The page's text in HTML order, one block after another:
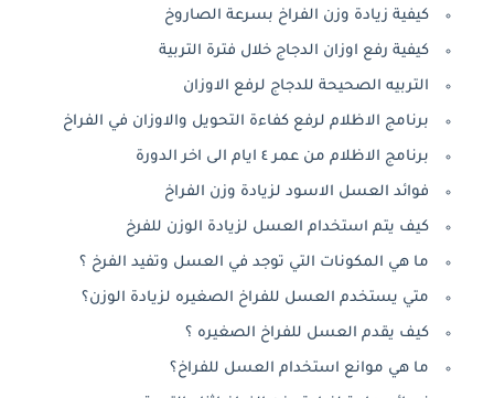
كيفية زيادة وزن الفراخ بسرعة الصاروخ
كيفية رفع اوزان الدجاج خلال فترة التربية
التربيه الصحيحة للدجاج لرفع الاوزان
برنامج الاظلام لرفع كفاءة التحويل والاوزان في الفراخ
برنامج الاظلام من عمر ٤ ايام الى اخر الدورة
فوائد العسل الاسود لزيادة وزن الفراخ
كيف يتم استخدام العسل لزيادة الوزن للفرخ
ما هي المكونات التي توجد في العسل وتفيد الفرخ ؟
متي يستخدم العسل للفراخ الصغيره لزيادة الوزن؟
كيف يقدم العسل للفراخ الصغيره ؟
ما هي موانع استخدام العسل للفراخ؟